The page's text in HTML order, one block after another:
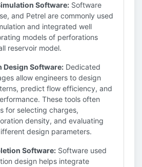
Software: Software
and Petrel are commonly used
and integrated well
models of perforations
reservoir model.
Design Software: Dedicated
allow engineers to design
predict flow efficiency, and
These tools often
for selecting charges,
density, and evaluating
design parameters.
Software: Software used
design helps integrate